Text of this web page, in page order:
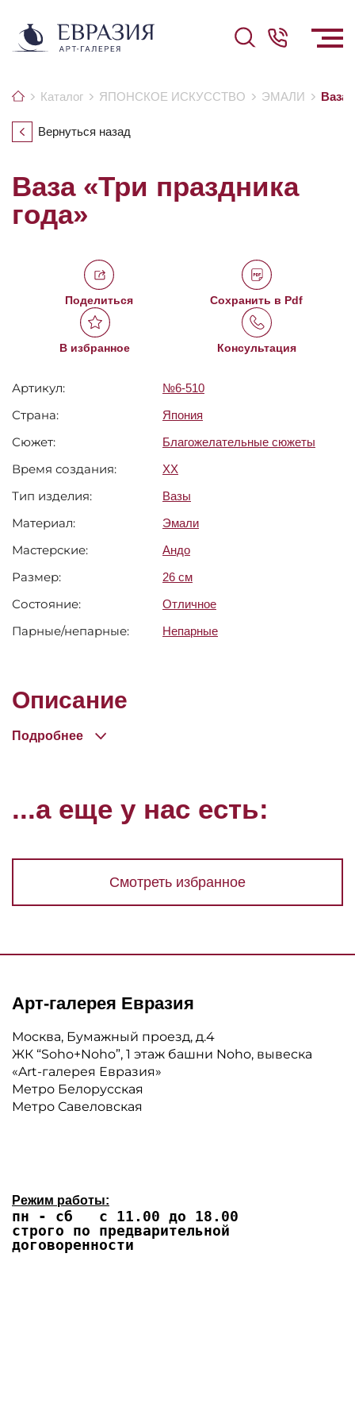
Каталог ЯПОНСКОЕ ИСКУССТВО ЭМАЛИ Ваза
Вернуться назад
Ваза «Три праздника
года»
Поделиться Сохранить в Pdf
В избранное Консультация
Артикул: №6-510
Страна: Япония
Сюжет: Благожелательные сюжеты
Время создания: XX
Тип изделия: Вазы
Материал: Эмали
Мастерские: Андо
Размер: 26 см
Состояние: Отличное
Парные/непарные: Непарные
Описание
Подробнее
...а еще у нас есть:
Смотреть избранное
Арт-галерея Евразия
Москва, Бумажный проезд, д.4
ЖК “Soho+Noho”, 1 этаж башни Noho, вывеска
«Art-галерея Евразия»
Метро Белорусская
Метро Савеловская
Режим работы:
пн - сб с 11.00 до 18.00
строго по предварительной
договоренности